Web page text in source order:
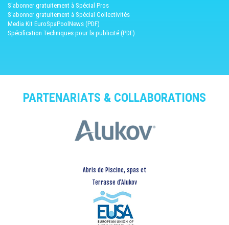
S'abonner gratuitement à Spécial Pros
S'abonner gratuitement à Spécial Collectivités
Media Kit EuroSpaPoolNews (PDF)
Spécification Techniques pour la publicité (PDF)
PARTENARIATS & COLLABORATIONS
Abris de Piscine, spas et
Terrasse d’Alukov